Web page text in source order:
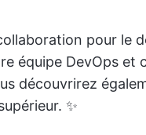
pour le
équipe DevOps et
découvrirez
✨